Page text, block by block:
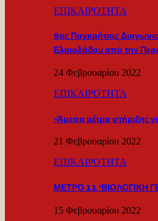
ΕΠΙΚΑΙΡΟΤΗΤΑ
8ος Παγκρήτιος
Ελαιολάδου από την
24 Φεβρουαρίου 2022
ΕΠΙΚΑΙΡΟΤΗΤΑ
«Άμεσα μέτρα στήριξης
21 Φεβρουαρίου 2022
ΕΠΙΚΑΙΡΟΤΗΤΑ
ΜΕΤΡΟ 11 ‘ΒΙΟΛΟΓΙΚΗ
15 Φεβρουαρίου 2022